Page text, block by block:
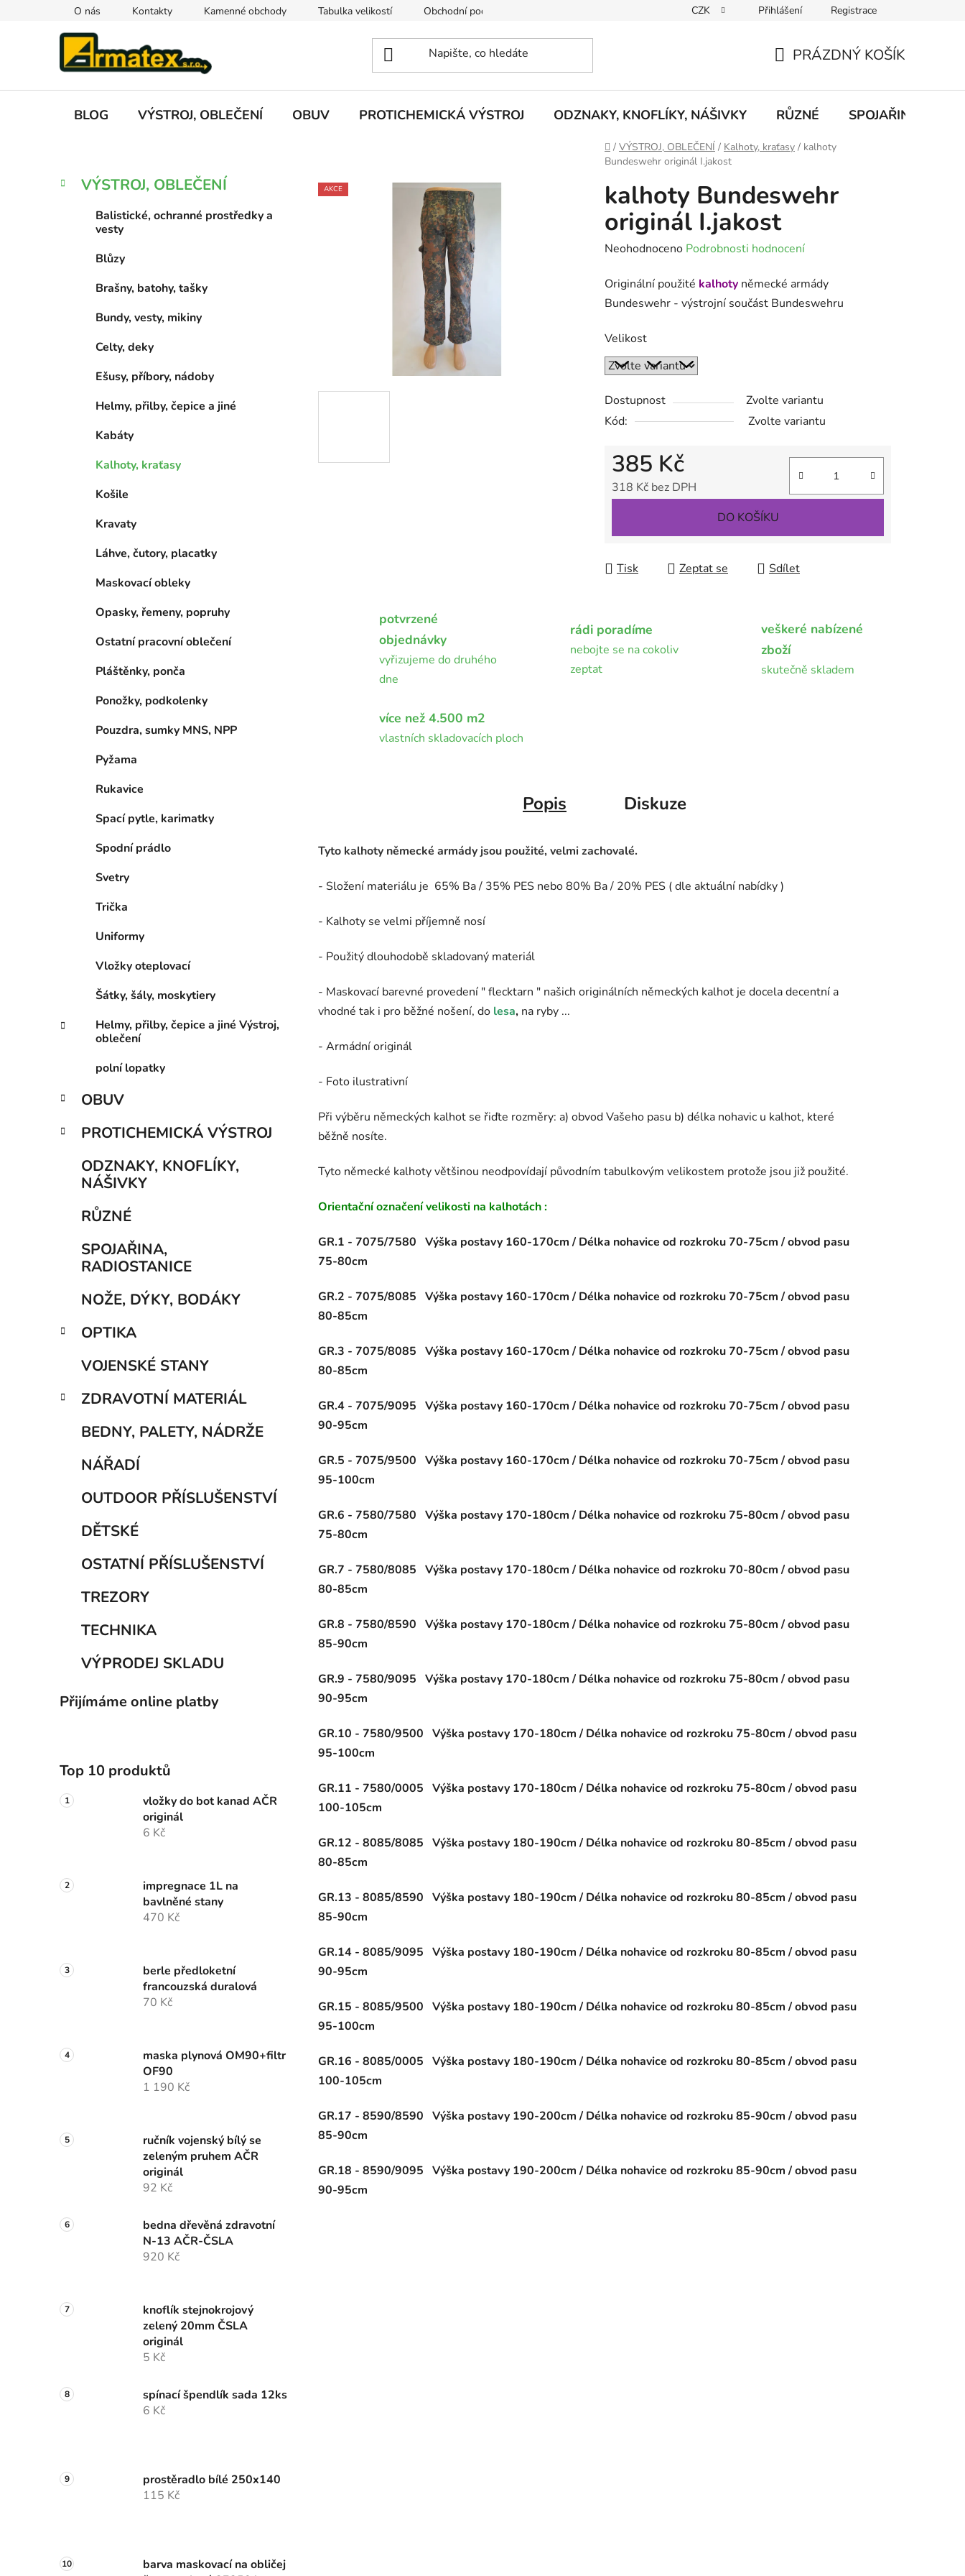
O nás Kontakty Kamenné obchody Tabulka velikostí Obchodní podmínky Podmínky ochrany osobních údajů
CZK Přihlášení Registrace
KOŠÍK
PRÁZDNÝ KOŠÍK
BLOG VÝSTROJ, OBLEČENÍ OBUV PROTICHEMICKÁ VÝSTROJ ODZNAKY, KNOFLÍKY, NÁŠIVKY RŮZNÉ SPOJAŘINA,
Domů
/ VÝSTROJ, OBLEČENÍ / Kalhoty, kraťasy / kalhoty
Bundeswehr originál I.jakost
PPřeskočit
kategorie
K
a
VÝSTROJ, OBLEČENÍ
Balistické, ochranné prostředky a
vesty
Blůzy
Brašny, batohy, tašky
Bundy, vesty, mikiny
Celty, deky
Ešusy, příbory, nádoby
Helmy, přilby, čepice a jiné
Kabáty
Kalhoty, kraťasy
Košile
Kravaty
Láhve, čutory, placatky
Maskovací obleky
Opasky, řemeny, popruhy
Ostatní pracovní oblečení
Pláštěnky, ponča
Ponožky, podkolenky
Pouzdra, sumky MNS, NPP
Pyžama
Rukavice
Spací pytle, karimatky
Spodní prádlo
Svetry
Trička
Uniformy
Vložky oteplovací
Šátky, šály, moskytiery
Helmy, přilby, čepice a jiné Výstroj,
oblečení
polní lopatky
OBUV
PROTICHEMICKÁ VÝSTROJ
ODZNAKY, KNOFLÍKY,
NÁŠIVKY
RŮZNÉ
SPOJAŘINA,
RADIOSTANICE
NOŽE, DÝKY, BODÁKY
OPTIKA
VOJENSKÉ STANY
ZDRAVOTNÍ MATERIÁL
BEDNY, PALETY, NÁDRŽE
NÁŘADÍ
OUTDOOR PŘÍSLUŠENSTVÍ
DĚTSKÉ
OSTATNÍ PŘÍSLUŠENSTVÍ
TREZORY
TECHNIKA
VÝPRODEJ SKLADU
Přijímáme online platby
Top 10 produktů
vložky do bot kanad AČR
originál
6 Kč
impregnace 1L na
bavlněné stany
470 Kč
berle předloketní
francouzská duralová
70 Kč
maska plynová OM90+filtr
OF90
1 190 Kč
ručník vojenský bílý se
zeleným pruhem AČR
originál
92 Kč
bedna dřevěná zdravotní
N-13 AČR-ČSLA
920 Kč
knoflík stejnokrojový
zelený 20mm ČSLA
originál
5 Kč
spínací špendlík sada 12ks
6 Kč
prostěradlo bílé 250x140
115 Kč
barva maskovací na obličej
kalhoty Bundeswehr
originál I.jakost
Průměrné
produktu
je
z
5
Neohodnoceno Podrobnosti hodnocení
Originální použité kalhoty německé armády
Bundeswehr - výstrojní součást Bundeswehru
Velikost
Dostupnost
Zvolte variantu
Kód:
Zvolte variantu
385 Kč
318 Kč bez DPH
DO KOŠÍKU
Tisk Zeptat se Sdílet
AKCE
potvrzené
objednávky
vyřizujeme do druhého
dne
rádi poradíme
nebojte se na cokoliv
zeptat
veškeré nabízené
zboží
skutečně skladem
více než 4.500 m2
vlastních skladovacích ploch
Popis Diskuze
Tyto kalhoty německé armády jsou použité, velmi zachovalé.
- Složení materiálu je 65% Ba / 35% PES nebo 80% Ba / 20% PES ( dle aktuální nabídky )
- Kalhoty se velmi příjemně nosí
- Použitý dlouhodobě skladovaný materiál
- Maskovací barevné provedení " flecktarn " našich originálních německých kalhot je docela decentní a
vhodné tak i pro běžné nošení, do lesa, na ryby ...
- Armádní originál
- Foto ilustrativní
Při výběru německých kalhot se řiďte rozměry: a) obvod Vašeho pasu b) délka nohavic u kalhot, které
běžně nosíte.
Tyto německé kalhoty většinou neodpovídají původním tabulkovým velikostem protože jsou již použité.
Orientační označení velikosti na kalhotách :
GR.1 - 7075/7580 Výška postavy 160-170cm / Délka nohavice od rozkroku 70-75cm / obvod pasu
75-80cm
GR.2 - 7075/8085 Výška postavy 160-170cm / Délka nohavice od rozkroku 70-75cm / obvod pasu
80-85cm
GR.3 - 7075/8085 Výška postavy 160-170cm / Délka nohavice od rozkroku 70-75cm / obvod pasu
80-85cm
GR.4 - 7075/9095 Výška postavy 160-170cm / Délka nohavice od rozkroku 70-75cm / obvod pasu
90-95cm
GR.5 - 7075/9500 Výška postavy 160-170cm / Délka nohavice od rozkroku 70-75cm / obvod pasu
95-100cm
GR.6 - 7580/7580 Výška postavy 170-180cm / Délka nohavice od rozkroku 75-80cm / obvod pasu
75-80cm
GR.7 - 7580/8085 Výška postavy 170-180cm / Délka nohavice od rozkroku 70-80cm / obvod pasu
80-85cm
GR.8 - 7580/8590 Výška postavy 170-180cm / Délka nohavice od rozkroku 75-80cm / obvod pasu
85-90cm
GR.9 - 7580/9095 Výška postavy 170-180cm / Délka nohavice od rozkroku 75-80cm / obvod pasu
90-95cm
GR.10 - 7580/9500 Výška postavy 170-180cm / Délka nohavice od rozkroku 75-80cm / obvod pasu
95-100cm
GR.11 - 7580/0005 Výška postavy 170-180cm / Délka nohavice od rozkroku 75-80cm / obvod pasu
100-105cm
GR.12 - 8085/8085 Výška postavy 180-190cm / Délka nohavice od rozkroku 80-85cm / obvod pasu
80-85cm
GR.13 - 8085/8590 Výška postavy 180-190cm / Délka nohavice od rozkroku 80-85cm / obvod pasu
85-90cm
GR.14 - 8085/9095 Výška postavy 180-190cm / Délka nohavice od rozkroku 80-85cm / obvod pasu
90-95cm
GR.15 - 8085/9500 Výška postavy 180-190cm / Délka nohavice od rozkroku 80-85cm / obvod pasu
95-100cm
GR.16 - 8085/0005 Výška postavy 180-190cm / Délka nohavice od rozkroku 80-85cm / obvod pasu
100-105cm
GR.17 - 8590/8590 Výška postavy 190-200cm / Délka nohavice od rozkroku 85-90cm / obvod pasu
85-90cm
GR.18 - 8590/9095 Výška postavy 190-200cm / Délka nohavice od rozkroku 85-90cm / obvod pasu
90-95cm